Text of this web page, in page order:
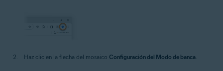
Haz clic en la flecha del mosaico Configuración del Modo de banca.